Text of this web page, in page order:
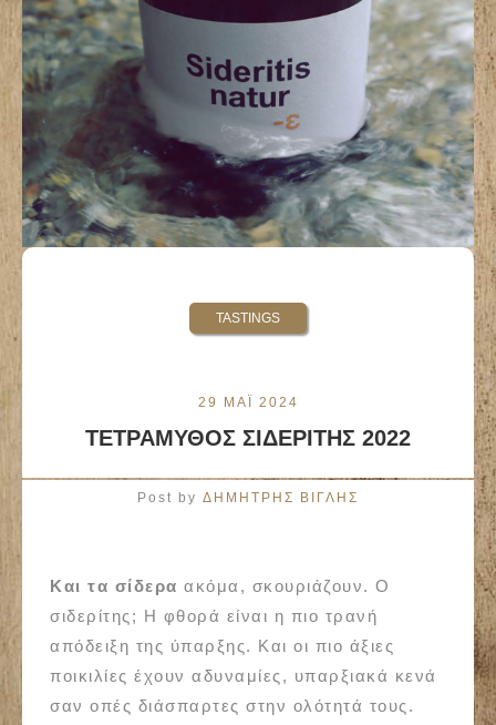
TASTINGS
29 ΜΑΪ 2024
ΤΕΤΡΑΜΥΘΟΣ ΣΙΔΕΡΙΤΗΣ 2022
Post by ΔΗΜΗΤΡΗΣ ΒΙΓΛΗΣ
Και τα σίδερα ακόμα, σκουριάζουν. Ο
σιδερίτης; Η φθορά είναι η πιο τρανή
απόδειξη της ύπαρξης. Και οι πιο άξιες
ποικιλίες έχουν αδυναμίες, υπαρξιακά κενά
σαν οπές διάσπαρτες στην ολότητά τους.